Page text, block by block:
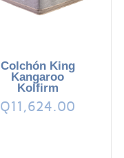
Colchón King
Kangaroo
Kolfirm
Q11,624.00